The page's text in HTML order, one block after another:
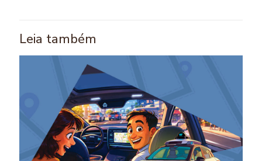
Leia também